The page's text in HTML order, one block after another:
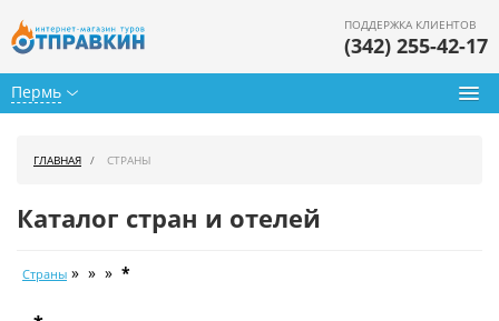
Пермь
ПОДДЕРЖКА КЛИЕНТОВ
(342) 255-42-17
Календарь туров
ГЛАВНАЯ СТРАНЫ
Каталог стран и отелей
Страны » » » *